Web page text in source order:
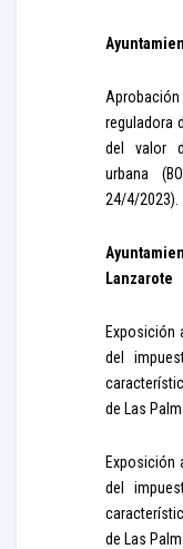
reguladora
del valor
urbana
24/4/2023).
Lanzarote
Exposición
del
de Las
Exposición
del
de Las